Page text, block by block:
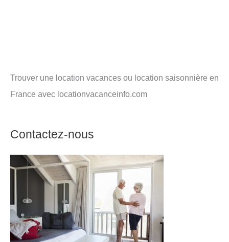
Trouver une location vacances ou location saisonnière en
France avec locationvacanceinfo.com
Contactez-nous